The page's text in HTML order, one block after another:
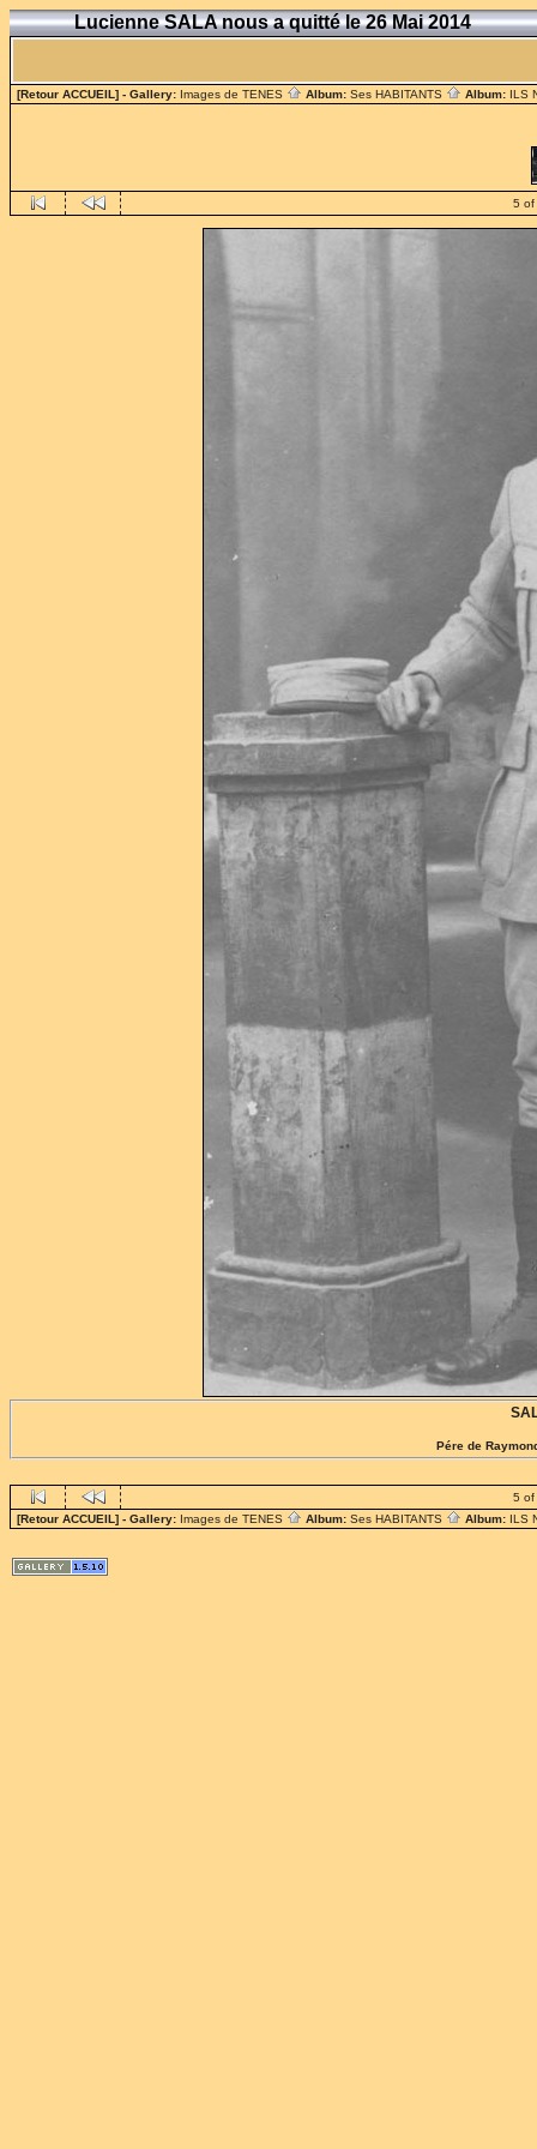
Lucienne SALA nous a quitté le 26 Mai 2014
[Retour ACCUEIL] - Gallery: Images de TENES Album: Ses HABITANTS Album: ILS
5 of
Pére de
5 of
[Retour ACCUEIL] - Gallery: Images de TENES Album: Ses HABITANTS Album: ILS